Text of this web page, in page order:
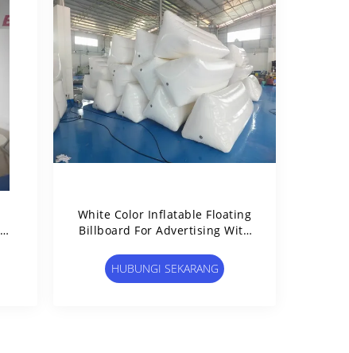
White Color Inflatable Floating
Billboard For Advertising With
HUBUNGI SEKARANG